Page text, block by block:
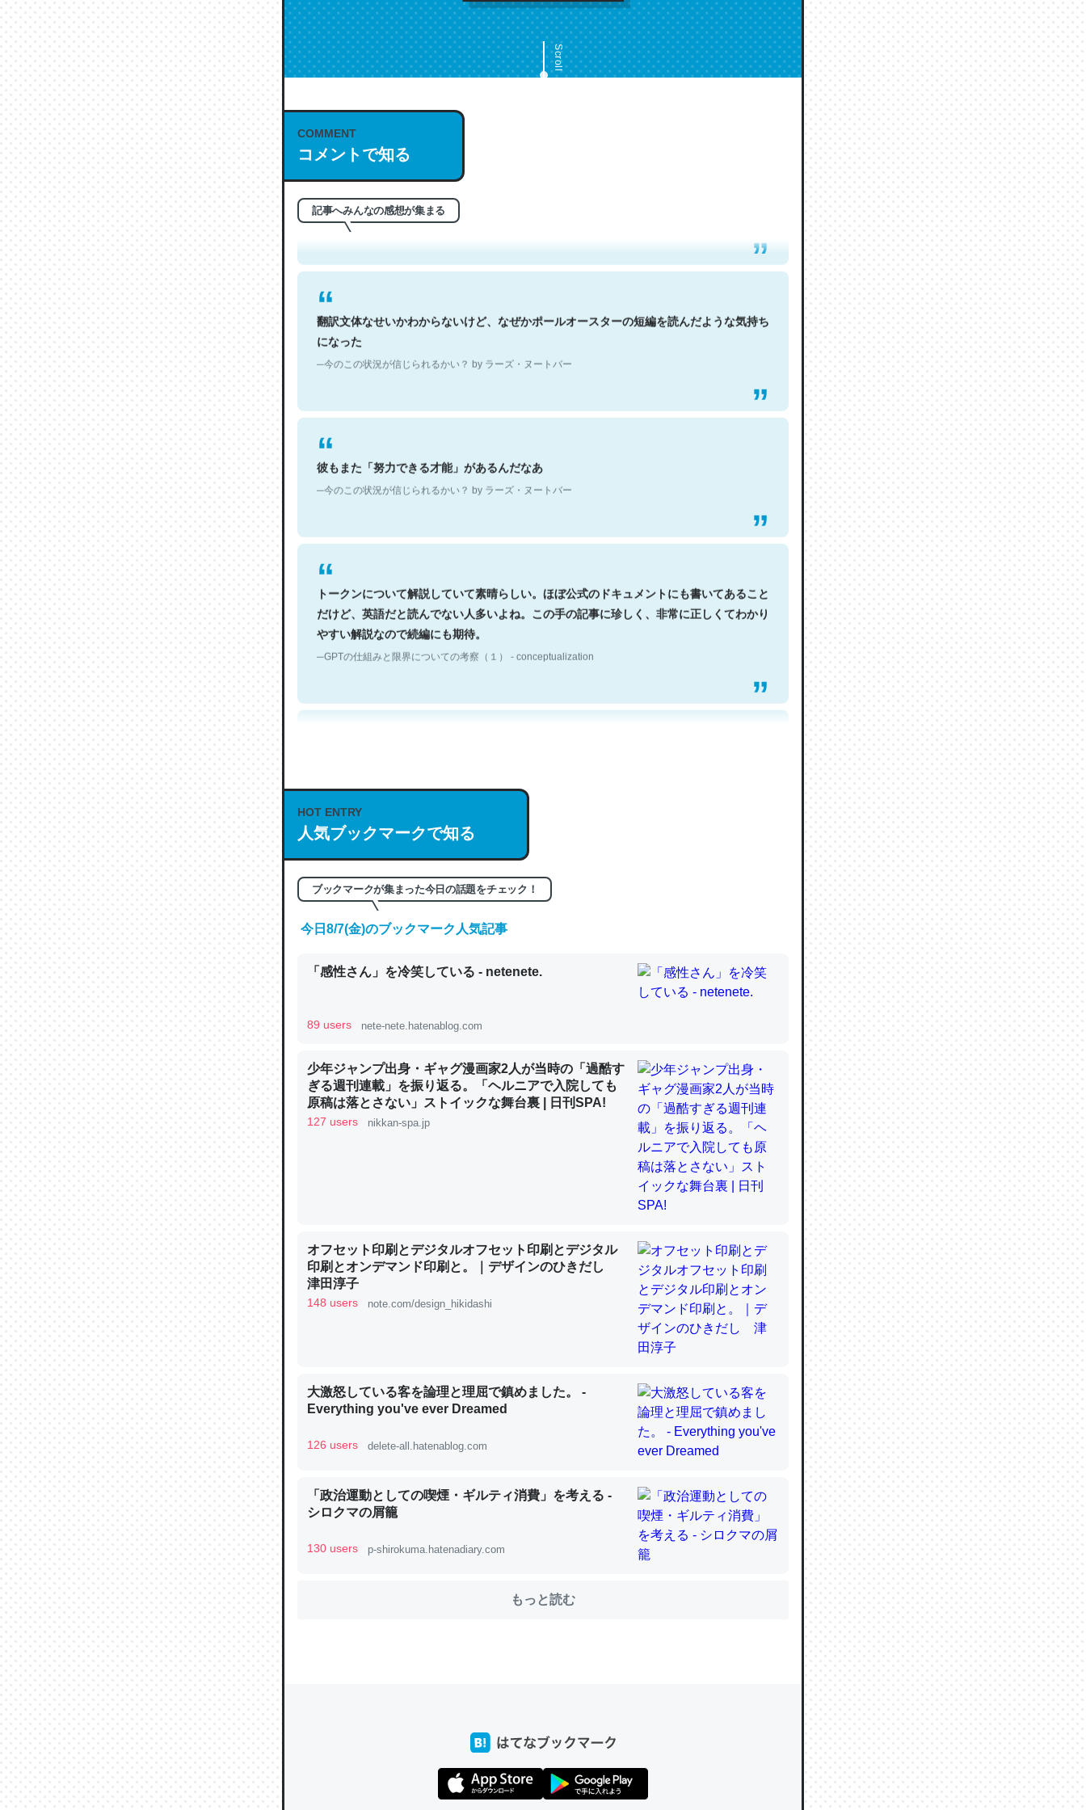
Scroll
COMMENT
コメントで知る
記事へみんなの感想が集まる
これは名文。彼はとてもクレバーなんだろうなと凄く思う。英語少しでも読める人は原文
もお勧め。自分はこの流れ好き。Let’s Fucking Go. Then Covid hit. Shit.
─今のこの状況が信じられるかい？ by ラーズ・ヌートバー
翻訳文体なせいかわからないけど、なぜかポールオースターの短編を読んだような気持ち
になった
─今のこの状況が信じられるかい？ by ラーズ・ヌートバー
彼もまた「努力できる才能」があるんだなあ
─今のこの状況が信じられるかい？ by ラーズ・ヌートバー
トークンについて解説していて素晴らしい。ほぼ公式のドキュメントにも書いてあること
だけど、英語だと読んでない人多いよね。この手の記事に珍しく、非常に正しくてわかり
やすい解説なので続編にも期待。
─GPTの仕組みと限界についての考察（１） - conceptualization
これは良記事。32768トークンだと英語小説100ページ分くらい。小説でいう「ずっと前
の伏線」は回収されないけど、短期記憶というには多い分量。進化すればするほど分かり
やすく強くなりそう
の600分の1程度。
─ニュース :: 【研究発表】昆虫学の大問題＝「昆虫はなぜ海にいないのか」に関する新仮説
論文では「淡水はカルシウムも酸素も不足してて両方に不利だから両方が拮抗してるので
チンを強化してる筈だが、酵素が違うのか？
─ニュース :: 【研究発表】昆虫学の大問題＝「昆虫はなぜ海にいないのか」に関する新仮説
類だと殻を無くしてナメクジになったり努力してるし。
─ニュース :: 【研究発表】昆虫学の大問題＝「昆虫はなぜ海にいないのか」に関する新仮説
ウチもEchoを実家に置いて４年。でたまに覗いてる。ぼちぼちRingも置こうかと画策
中。あと、Googleマップで位置情報を共有してる。電池残量や充電中かが分かるのでこ
れ見て生きてるなって分かる。
を実質100倍以上に伸ばす効果があるはず……
─たまにLINEするくらいだった遠方の父67歳と僕。ITツール導入でコミュニケーションが劇的に変化し
HOT ENTRY
人気ブックマークで知る
ブックマークが集まった今日の話題をチェック！
今日8/7(金)のブックマーク人気記事
「感性さん」を冷笑している - netenete.
89 users nete-nete.hatenablog.com
少年ジャンプ出身・ギャグ漫画家2人が当時の「過酷す
ぎる週刊連載」を振り返る。「ヘルニアで入院しても
原稿は落とさない」ストイックな舞台裏 | 日刊SPA!
127 users nikkan-spa.jp
オフセット印刷とデジタルオフセット印刷とデジタル
印刷とオンデマンド印刷と。｜デザインのひきだし
津田淳子
148 users note.com/design_hikidashi
大激怒している客を論理と理屈で鎮めました。 -
Everything you've ever Dreamed
126 users delete-all.hatenablog.com
「政治運動としての喫煙・ギルティ消費」を考える -
シロクマの屑籠
130 users p-shirokuma.hatenadiary.com
もっと読む